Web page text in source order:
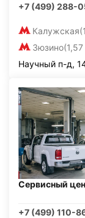
+7 (499) 288-
Калужская
Зюзино
Научный п-д,
Сервисный
+7 (499) 110-